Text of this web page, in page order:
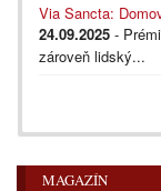
Via Sancta:
24.09.2025 -
zároveň lidský...
MAGAZÍN